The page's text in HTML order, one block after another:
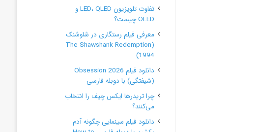
تفاوت تلویزیون LED، QLED و
OLED چیست؟
معرفی فیلم رستگاری در شاوشنک
(The Shawshank Redemption
1994)
دانلود فیلم Obsession 2026
(شیفتگی) با دوبله فارسی
چرا تریدرها ایکس چیف را انتخاب
می‌کنند؟
دانلود فیلم سینمایی چگونه آدم